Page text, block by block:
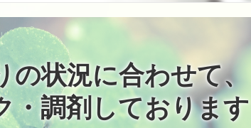
状況に合わせて、
・調剤しております